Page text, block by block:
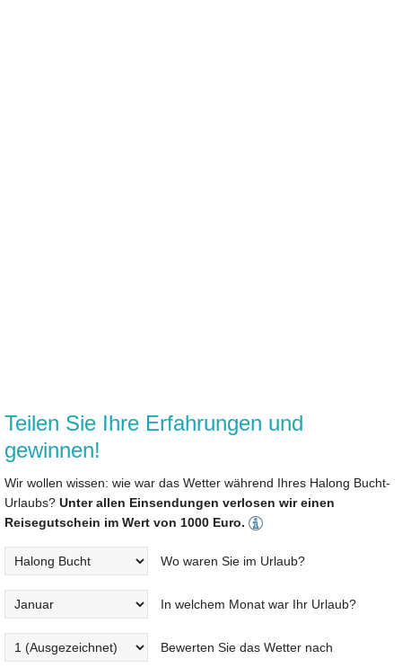
Teilen Sie Ihre Erfahrungen und
gewinnen!
Wir wollen wissen: wie war das Wetter während Ihres Halong Bucht-
Urlaubs? Unter allen Einsendungen verlosen wir einen
Reisegutschein im Wert von 1000 Euro.
Wo waren Sie im Urlaub?
In welchem Monat war Ihr Urlaub?
Bewerten Sie das Wetter nach